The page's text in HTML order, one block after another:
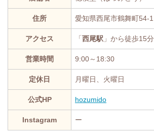
住所 愛知県西尾市鶴舞町54-1
アクセス 「 西尾駅 」から徒歩15分
営業時間 9:00～18:30
定休日 月曜日、火曜日
公式HP hozumido
Instagram ー